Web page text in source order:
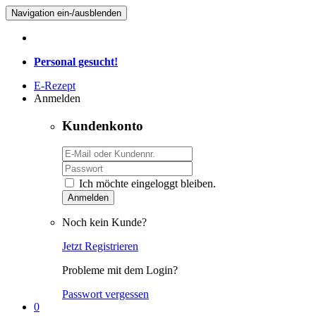
Navigation ein-/ausblenden
Personal gesucht!
E-Rezept
Anmelden
Kundenkonto
Ich möchte eingeloggt bleiben.
Anmelden
Noch kein Kunde?
Jetzt Registrieren
Probleme mit dem Login?
Passwort vergessen
0